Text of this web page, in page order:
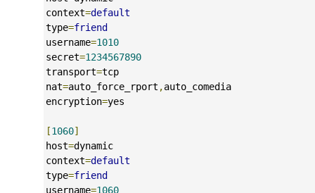
context=default
type=friend
username=1010
secret=1234567890
transport=tcp
nat=auto_force_rport ,auto_comedia
encryption=yes
[1060]
host=dynamic
context=default
type=friend
username=1060